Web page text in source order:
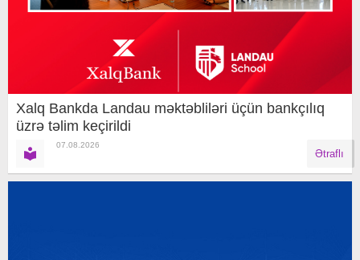
Xalq Bankda Landau məktəbliləri üçün bankçılıq
üzrə təlim keçirildi
07.08.2026
Ətraflı